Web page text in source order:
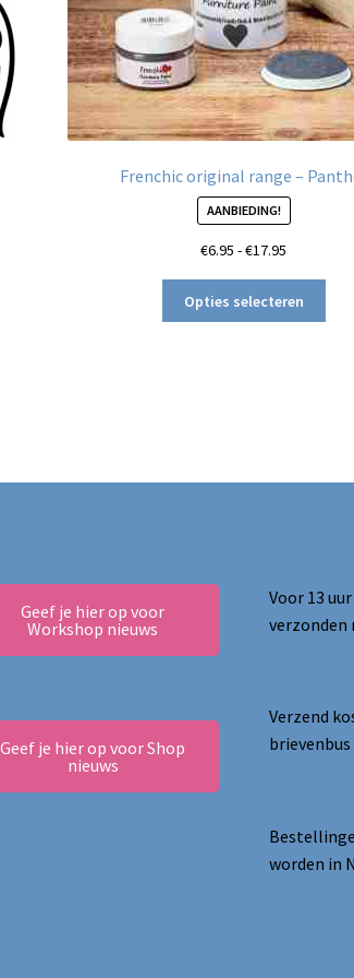
Frenchic original range –
AANBIEDING!
€6.95 -€17.95
tot
€17.95
Opties selecteren
Geef je hier op voor
Workshop nieuws
Geef je hier op voor Shop
nieuws
Voor 13
verzonden
Verzend
worden in